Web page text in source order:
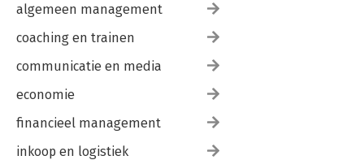
algemeen management
coaching en trainen
communicatie en media
economie
financieel management
inkoop en logistiek